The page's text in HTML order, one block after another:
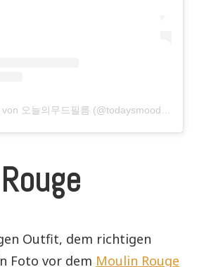
Ein Beitrag geteilt von 오늘의무드필름 (@todaysmoodfilm)
Outfit, dem richtigen
Foto vor dem Moulin Rouge